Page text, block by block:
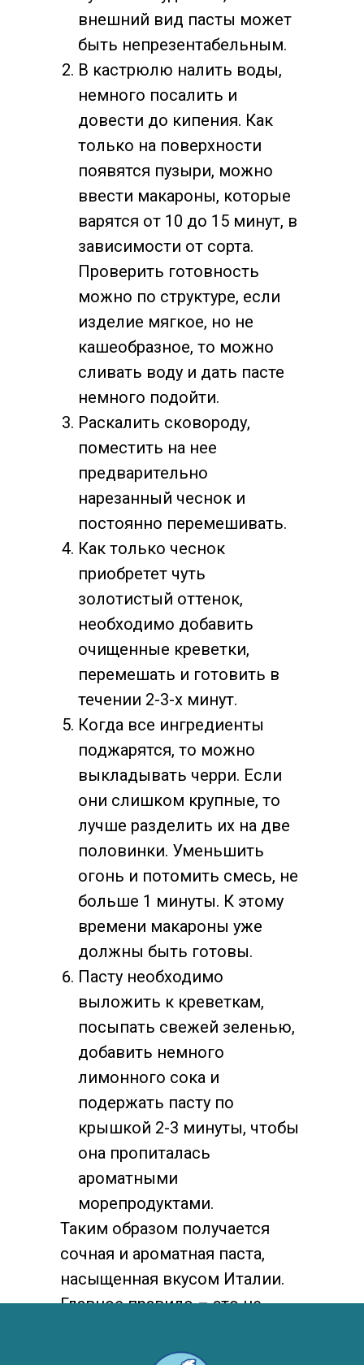
внешний вид пасты может
быть непрезентабельным.
В кастрюлю налить воды,
немного посалить и
довести до кипения. Как
только на поверхности
появятся пузыри, можно
ввести макароны, которые
варятся от 10 до 15 минут, в
зависимости от сорта.
Проверить готовность
можно по структуре, если
изделие мягкое, но не
кашеобразное, то можно
сливать воду и дать пасте
немного подойти.
Раскалить сковороду,
поместить на нее
предварительно
нарезанный чеснок и
постоянно перемешивать.
Как только чеснок
приобретет чуть
золотистый оттенок,
необходимо добавить
очищенные креветки,
перемешать и готовить в
течении 2-3-х минут.
Когда все ингредиенты
поджарятся, то можно
выкладывать черри. Если
они слишком крупные, то
лучше разделить их на две
половинки. Уменьшить
огонь и потомить смесь, не
больше 1 минуты. К этому
времени макароны уже
должны быть готовы.
Пасту необходимо
выложить к креветкам,
посыпать свежей зеленью,
добавить немного
лимонного сока и
подержать пасту по
крышкой 2-3 минуты, чтобы
она пропиталась
ароматными
морепродуктами.
Таким образом получается
сочная и ароматная паста,
насыщенная вкусом Италии.
Главное правило – это не
допустить сгорания чеснока,